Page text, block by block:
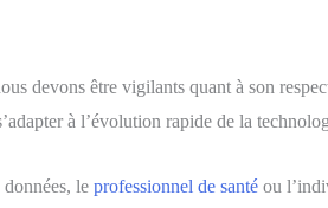
devons être vigilants quant à son
à l’évolution rapide de la
le professionnel de santéou